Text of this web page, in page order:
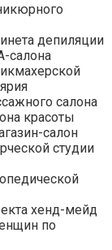
депиляции
салона
салона
красоты
салон
студии
хенд-мейд
по